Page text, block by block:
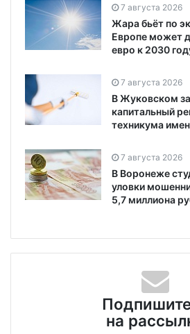
7 августа 2026
Жара бьёт по
Европе может
евро к 2030
7 августа 2026
В Жуковском
капитальный
техникума
7 августа 2026
В Воронеже
уловки
5,7 миллиона
на